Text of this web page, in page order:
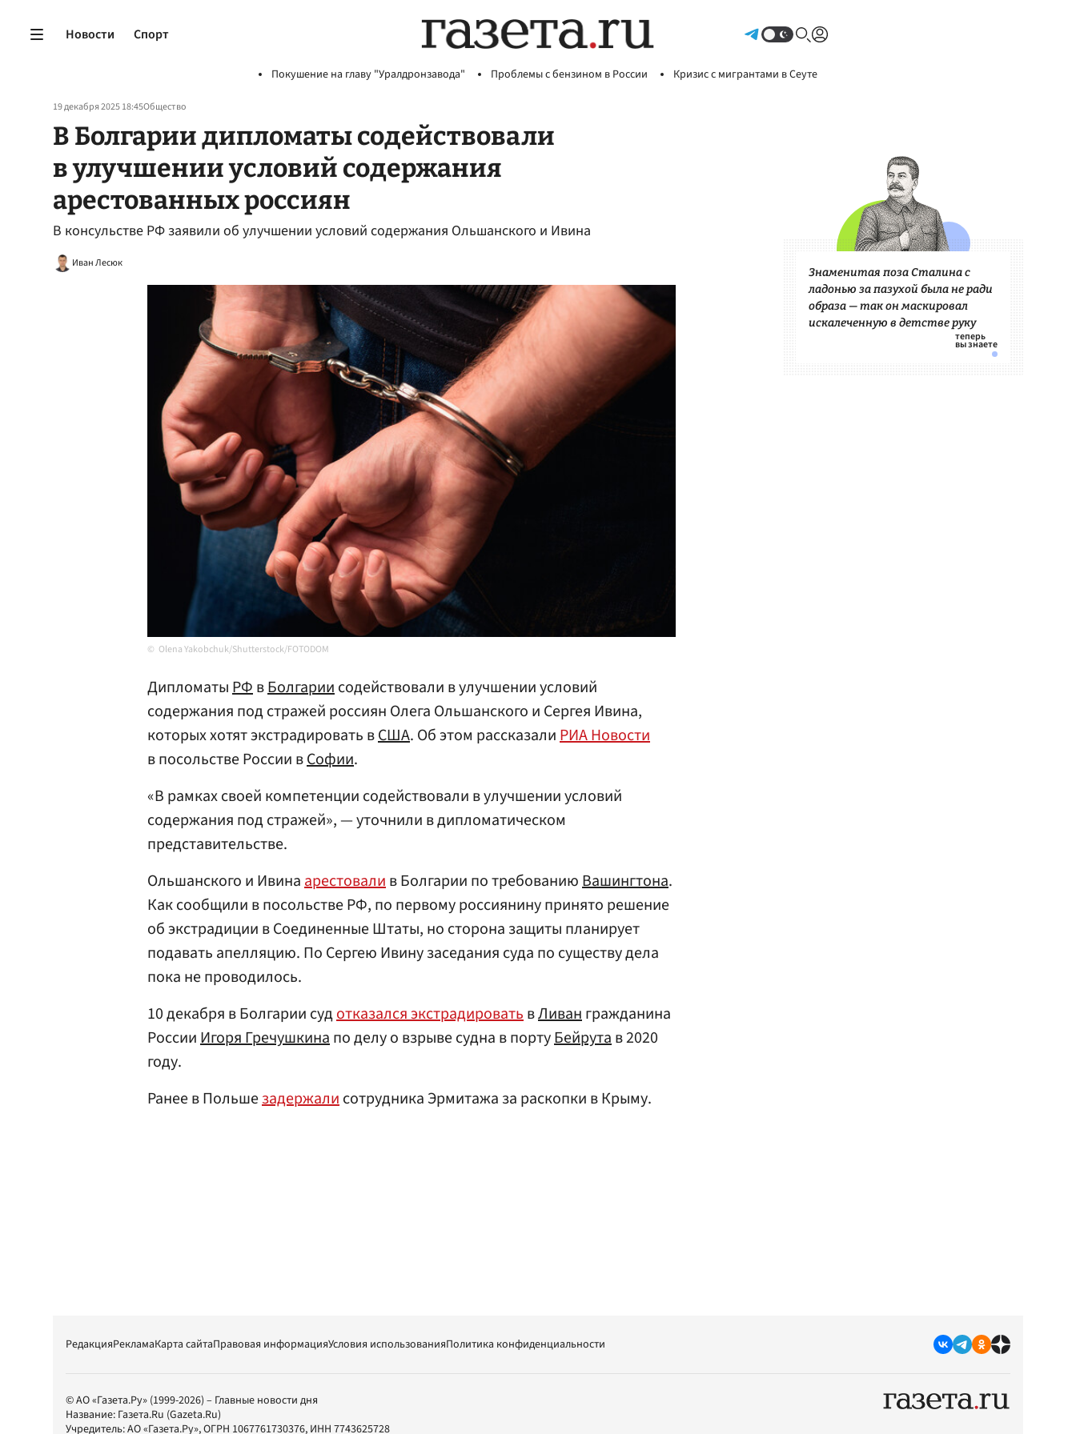
Новости Спорт
Покушение на главу "Уралдронзавода" Проблемы с бензином в России Кризис с мигрантами в Сеуте
19 декабря 2025 18:45Общество
В Болгарии дипломаты содействовали
в улучшении условий содержания
арестованных россиян
В консульстве РФ заявили об улучшении условий содержания Ольшанского и Ивина
Иван Лесюк
Olena Yakobchuk/Shutterstock/FOTODOM
ДипломатыРФвБолгариисодействовали в улучшении условий
содержания под стражей россиян Олега Ольшанского и Сергея Ивина,
которых хотят экстрадировать вСША. Об этом рассказалиРИА Новости
в посольстве России вСофии.
«В рамках своей компетенции содействовали в улучшении условий
содержания под стражей», — уточнили в дипломатическом
представительстве.
Ольшанского и Ивинаарестовалив Болгарии по требованиюВашингтона.
Как сообщили в посольстве РФ, по первому россиянину принято решение
об экстрадиции в Соединенные Штаты, но сторона защиты планирует
подавать апелляцию. По Сергею Ивину заседания суда по существу дела
пока не проводилось.
10 декабря в Болгарии судотказался экстрадироватьвЛивангражданина
РоссииИгоря Гречушкинапо делу о взрыве судна в портуБейрутав 2020
году.
Ранее в Польшезадержалисотрудника Эрмитажа за раскопки в Крыму.
Знаменитая поза Сталина с
ладонью за пазухой была не ради
образа — так он маскировал
искалеченную в детстве руку
РедакцияРекламаКарта сайтаПравовая информацияУсловия использованияПолитика конфиденциальности
© АО «Газета.Ру» (1999-2026) – Главные новости дня
Название: Газета.Ru (Gazeta.Ru)
Учредитель:АО «Газета.Ру», ОГРН 1067761730376, ИНН 7743625728